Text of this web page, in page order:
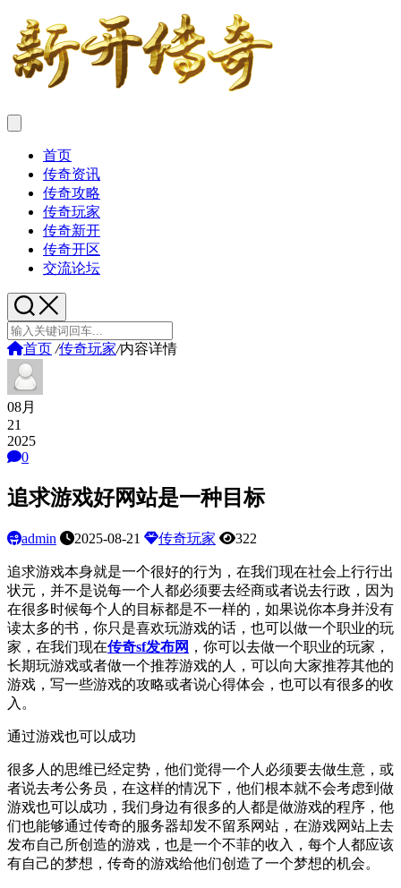
首页
传奇资讯
传奇攻略
传奇玩家
传奇新开
传奇开区
交流论坛
首页 /传奇玩家/内容详情
08月
21
2025
0
追求游戏好网站是一种目标
admin 2025-08-21 传奇玩家 322
追求游戏本身就是一个很好的行为，在我们现在社会上行行出
状元，并不是说每一个人都必须要去经商或者说去行政，因为
在很多时候每个人的目标都是不一样的，如果说你本身并没有
读太多的书，你只是喜欢玩游戏的话，也可以做一个职业的玩
家，在我们现在传奇sf发布网 ，你可以去做一个职业的玩家，
长期玩游戏或者做一个推荐游戏的人，可以向大家推荐其他的
游戏，写一些游戏的攻略或者说心得体会，也可以有很多的收
入。
通过游戏也可以成功
很多人的思维已经定势，他们觉得一个人必须要去做生意，或
者说去考公务员，在这样的情况下，他们根本就不会考虑到做
游戏也可以成功，我们身边有很多的人都是做游戏的程序，他
们也能够通过传奇的服务器却发不留系网站，在游戏网站上去
发布自己所创造的游戏，也是一个不菲的收入，每个人都应该
有自己的梦想，传奇的游戏给他们创造了一个梦想的机会。